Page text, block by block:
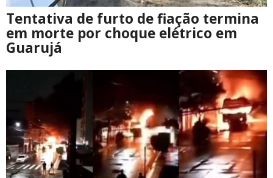
Tentativa de furto de fiação termina
em morte por choque elétrico em
Guarujá